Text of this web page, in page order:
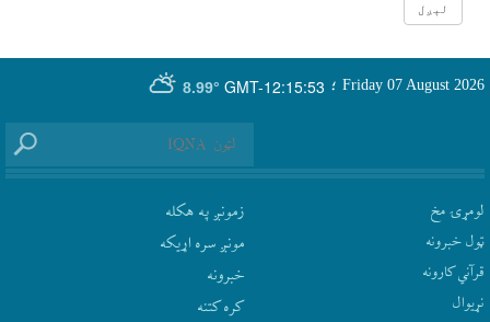
GMT-12:15:53
8.99° Friday 07 August 2026 ؛
لومړۍ مخ
ټول خبرونه
قرآني کارونه
نړيوال
زمونږ په هکله
مونږ سره اړيکه
‫خبرونه
کره کتنه